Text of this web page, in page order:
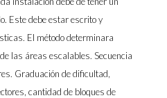
Este debe estar escrito y
El método determinara
las áreas escalables. Secuencia
Graduación de dificultad,
cantidad de bloques de